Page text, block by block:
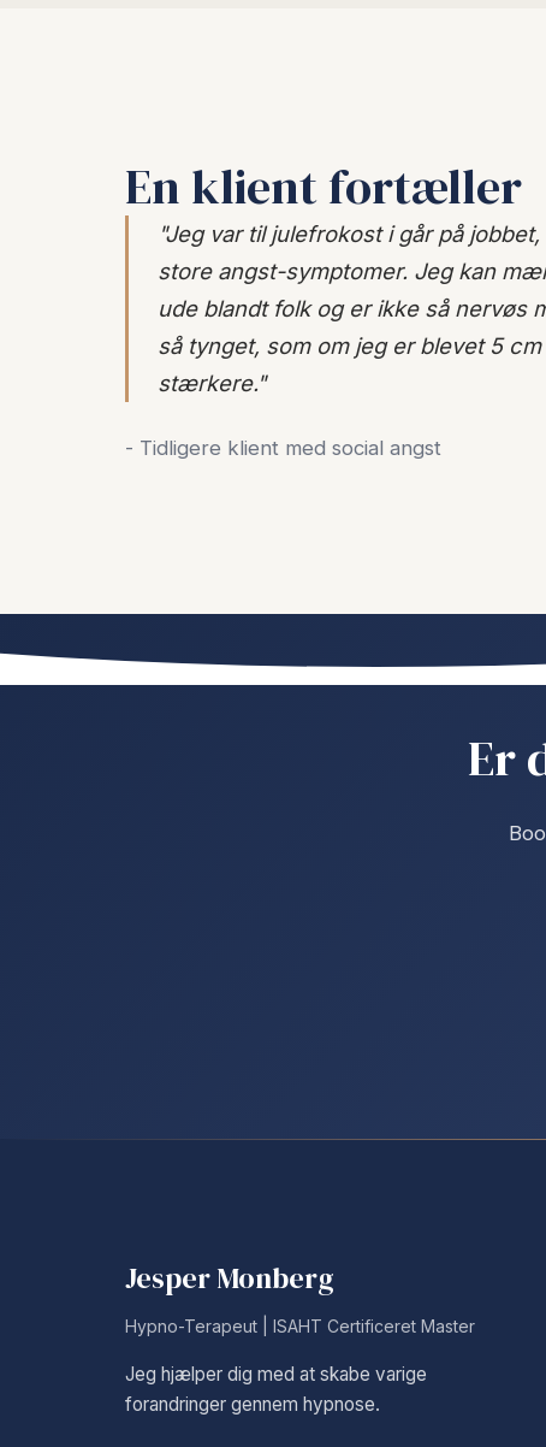
En klient fortæller
"Jeg var til julefrokost i går på
store angst-symptomer. Jeg kan
ude blandt folk og er ikke så nervøs
så tynget, som om jeg er blevet 5
stærkere."
- Tidligere klient med social angst
Er
Jesper Monberg
Hypno-Terapeut | ISAHT Certificeret Master
Jeg hjælper dig med at skabe varige
forandringer gennem hypnose.